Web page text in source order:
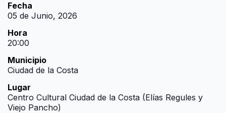
Fecha
05 de Junio, 2026
Hora
20:00
Municipio
Ciudad de la Costa
Lugar
Centro Cultural Ciudad de la Costa (Elías Regules y
Viejo Pancho)